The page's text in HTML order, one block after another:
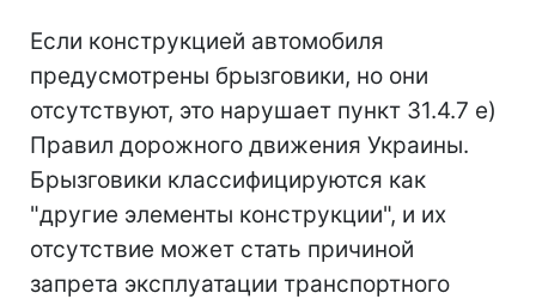
Если конструкцией автомобиля
предусмотрены брызговики, но они
отсутствуют, это нарушает пункт 31.4.7 е)
Правил дорожного движения Украины.
Брызговики классифицируются как
"другие элементы конструкции", и их
отсутствие может стать причиной
запрета эксплуатации транспортного